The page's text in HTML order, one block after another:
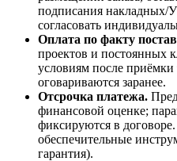
подписания
согласовать
Оплата по факту
проектов и постоянных
условиям после
оговариваются заранее.
Отсрочка платежа.
финансовой оценке;
фиксируются в
обеспечительные
гарантия).